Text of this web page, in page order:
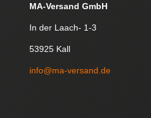
MA-Versand GmbH
In der Laach- 1-3
53925 Kall
info@ma-versand.de